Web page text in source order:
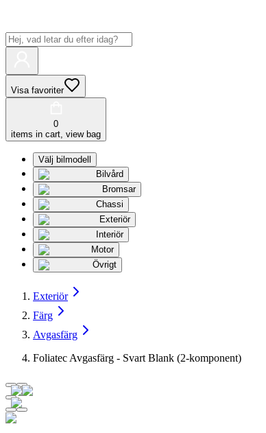
Visa favoriter
0
items in cart, view bag
Välj bilmodell
Bilvård
Bromsar
Chassi
Exteriör
Interiör
Motor
Övrigt
Exteriör
Färg
Avgasfärg
Foliatec Avgasfärg - Svart Blank (2-komponent)